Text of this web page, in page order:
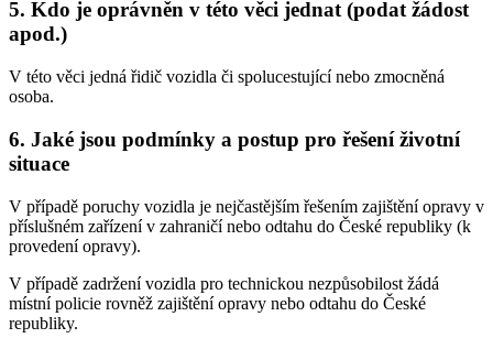
5. Kdo je oprávněn v této věci jednat (podat žádost
apod.)
V této věci jedná řidič vozidla či spolucestující nebo zmocněná
osoba.
6. Jaké jsou podmínky a postup pro řešení životní
situace
V případě poruchy vozidla je nejčastějším řešením zajištění opravy v
příslušném zařízení v zahraničí nebo odtahu do České republiky (k
provedení opravy).
V případě zadržení vozidla pro technickou nezpůsobilost žádá
místní policie rovněž zajištění opravy nebo odtahu do České
republiky.